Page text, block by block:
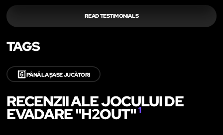
READ TESTIMONIALS
TAGS
6️⃣PÂNĂ LA ȘASE JUCĂTORI
RECENZII ALE JOCULUI DE
EVADARE "H2OUT"1